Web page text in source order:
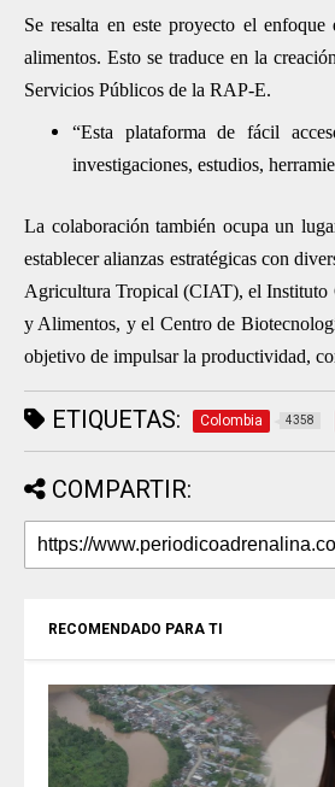
Se resalta en este proyecto el
alimentos. Esto se traduce en la
Servicios Públicos de la RAP-E.
“Esta plataforma de fácil
investigaciones, estudios,
La colaboración también ocupa un
establecer alianzas estratégicas con
Agricultura Tropical (CIAT), el Instituto
y Alimentos, y el Centro de
objetivo de impulsar la productividad,
ETIQUETAS: Colombia 4358
COMPARTIR:
RECOMENDADO PARA TI